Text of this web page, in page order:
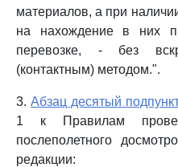
материалов, а при
на нахождение в них
перевозке, - без
(контактным) методом.".
3. Абзац десятый
1 к Правилам
послеполетного
редакции: